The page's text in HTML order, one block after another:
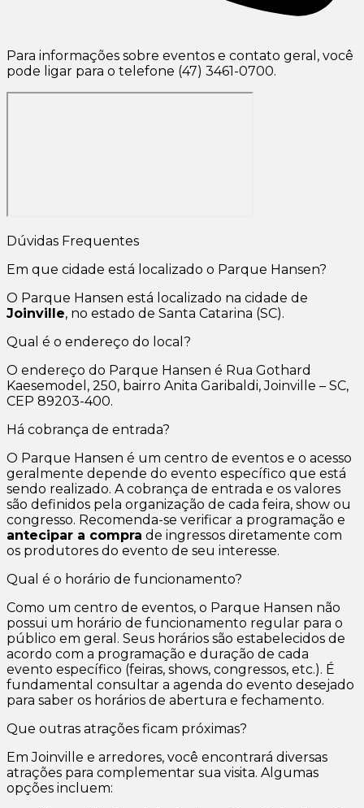
Para informações sobre eventos e contato geral, você
pode ligar para o telefone (47) 3461-0700.
Dúvidas Frequentes
Em que cidade está localizado o Parque Hansen?
O Parque Hansen está localizado na cidade de
Joinville, no estado de Santa Catarina (SC).
Qual é o endereço do local?
O endereço do Parque Hansen é Rua Gothard
Kaesemodel, 250, bairro Anita Garibaldi, Joinville – SC,
CEP 89203-400.
Há cobrança de entrada?
O Parque Hansen é um centro de eventos e o acesso
geralmente depende do evento específico que está
sendo realizado. A cobrança de entrada e os valores
são definidos pela organização de cada feira, show ou
congresso. Recomenda-se verificar a programação e
antecipar a compra de ingressos diretamente com
os produtores do evento de seu interesse.
Qual é o horário de funcionamento?
Como um centro de eventos, o Parque Hansen não
possui um horário de funcionamento regular para o
público em geral. Seus horários são estabelecidos de
acordo com a programação e duração de cada
evento específico (feiras, shows, congressos, etc.). É
fundamental consultar a agenda do evento desejado
para saber os horários de abertura e fechamento.
Que outras atrações ficam próximas?
Em Joinville e arredores, você encontrará diversas
atrações para complementar sua visita. Algumas
opções incluem: